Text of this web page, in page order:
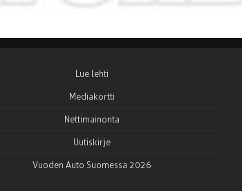
Lue lehti
Mediakortti
Nettimainonta
Uutiskirje
Vuoden Auto Suomessa 2026